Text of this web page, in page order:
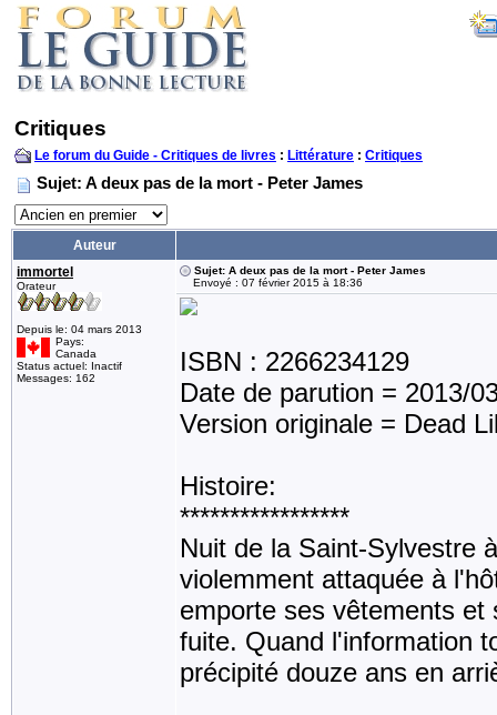
Critiques
Le forum du Guide - Critiques de livres : Littérature : Critiques
Sujet: A deux pas de la mort - Peter James
Auteur
immortel
Orateur
Depuis le: 04 mars 2013
Pays:
Canada
Status actuel: Inactif
Messages: 162
Sujet: A deux pas de la mort - Peter James
Envoyé : 07 février 2015 à 18:36
ISBN : 2266234129
Date de parution = 2013/
Version originale = Dead
Histoire:
*****************
Nuit de la Saint-Sylvestre
violemment attaquée à
emporte ses vêtements et
fuite. Quand l'information
précipité douze ans en